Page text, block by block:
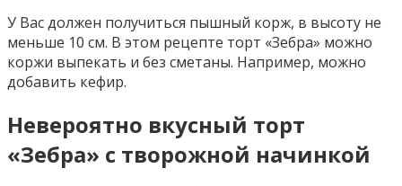
У Вас должен получиться пышный корж, в высоту не
меньше 10 см. В этом рецепте торт «Зебра» можно
коржи выпекать и без сметаны. Например, можно
добавить кефир.
Невероятно вкусный торт
«Зебра» с творожной начинкой